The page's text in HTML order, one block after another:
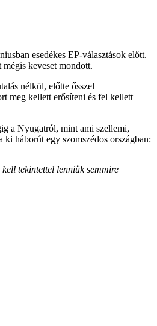
esedékes EP-választások előtt.
keveset mondott.
nélkül, előtte ősszel
meg kellett erősíteni és fel kellett
a Nyugatról, mint ami szellemi,
háborút egy szomszédos országban:
tekintettel lenniük semmire